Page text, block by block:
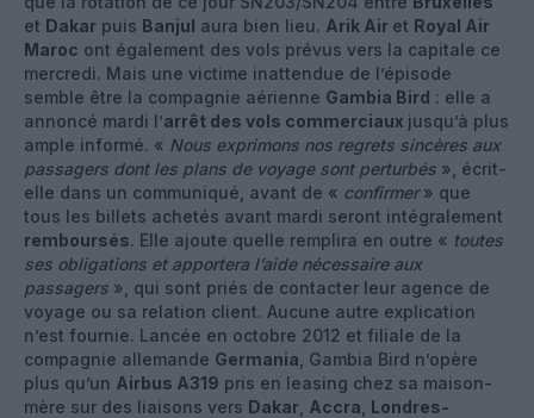
et Dakar puis Banjul aura bien lieu. Arik Air et Royal Air
Maroc ont également des vols prévus vers la capitale ce
mercredi. Mais une victime inattendue de l’épisode
semble être la compagnie aérienne Gambia Bird : elle a
annoncé mardi l’arrêt des vols commerciaux jusqu’à plus
ample informé. « Nous exprimons nos regrets sincères aux
passagers dont les plans de voyage sont perturbés », écrit-
elle dans un communiqué, avant de « confirmer» que
tous les billets achetés avant mardi seront intégralement
remboursés. Elle ajoute quelle remplira en outre « toutes
ses obligations et apportera l’aide nécessaire aux
passagers », qui sont priés de contacter leur agence de
voyage ou sa relation client. Aucune autre explication
n’est fournie. Lancée en octobre 2012 et filiale de la
compagnie allemande Germania , Gambia Bird n’opère
plus qu’un Airbus A319 pris en leasing chez sa maison-
mère sur des liaisons vers Dakar Accra Londres-